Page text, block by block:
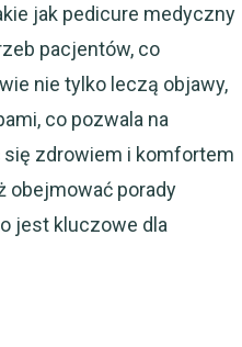
jak pedicure medyczny
pacjentów, co
nie tylko leczą objawy,
co pozwala na
się zdrowiem i komfortem
obejmować porady
jest kluczowe dla